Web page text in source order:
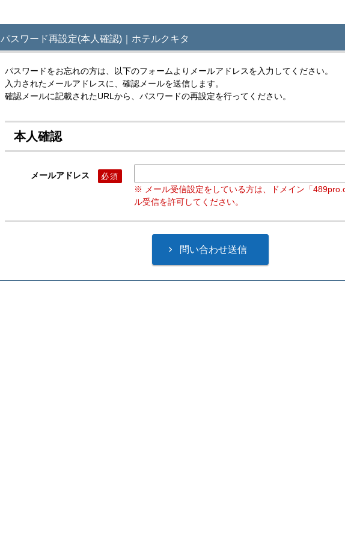
パスワード再設定(本人確認)｜ホテルクキタ
パスワードをお忘れの方は、以下のフォームよりメールアドレスを入力してください。
入力されたメールアドレスに、確認メールを送信します。
確認メールに記載されたURLから、パスワードの再設定を行ってください。
本人確認
メールアドレス 必須
※ メール受信設定をしている方は、ドメイン「
ル受信を許可してください。